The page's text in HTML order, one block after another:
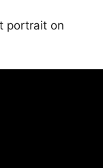
portrait on